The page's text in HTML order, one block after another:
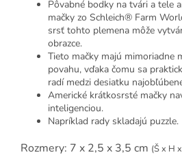
Pôvabné bodky na tvári a tele
mačky zo Schleich® Farm
srsť tohto plemena môže
obrazce.
Tieto mačky majú mimoriadne
povahu, vďaka čomu sa
radí medzi desiatku
Americké krátkosrsté mačky
inteligenciou.
Napríklad rady skladajú puzzle.
Rozmery: 7 x 2,5 x 3,5 cm (Š x H